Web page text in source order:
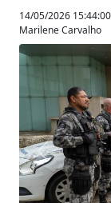
14/05/2026
Marilene Carvalho
Anterior